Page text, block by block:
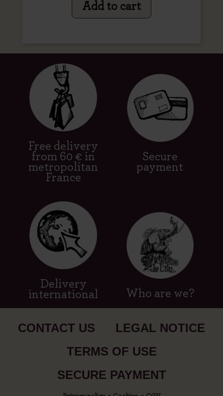
Add to cart
Free delivery
from 60 € in
metropolitan
France
Secure
payment
Delivery
international
Who are we?
CONTACT US
LEGAL NOTICE
TERMS OF USE
SECURE PAYMENT